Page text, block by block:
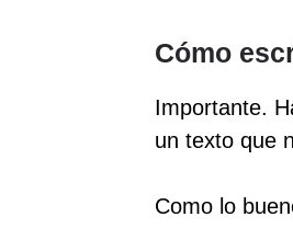
Cómo
Importante.
un texto que
Como lo